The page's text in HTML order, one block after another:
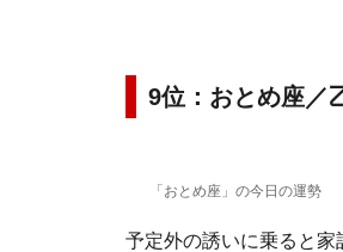
9位：おとめ座／
「おとめ座」の今日の運勢
予定外の誘いに乗ると